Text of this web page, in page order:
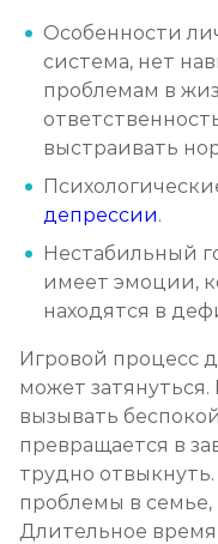
Особенности
система, нет
проблемам в
выстраивать
депрессии.
Нестабильный
имеет эмоции,
находятся в
Игровой процесс
может
вызывать
превращается в
трудно
проблемы в семье,
Длительное